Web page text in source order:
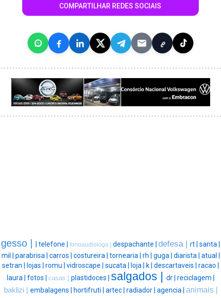
COMPARTILHAR REDES SOCIAIS
gesso | telefone | fonoaudiologa | despachante | defesa | rt | santa |
mil | parabrisa | carros | costureira | tornearia | rh | guga | diarista | atual |
setran |
lojas | romu | vidroscape | sucata | loja | k | descartaveis | racao |
laura | fotos | casas | plastidoces | salgados | dr | reciclagem |
baklizi | embalagens | hortifruti | artec | radiador | agencia | animais |